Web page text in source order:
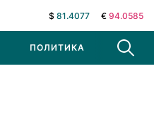
$ 81.4077 € 94.0585
ПОЛИТИКА В МИРЕ